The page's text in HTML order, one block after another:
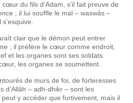
du fils d’Adam, s’il fait preuve de
; il lui souffle le mal – waswâs –
clair que le démon peut entrer
; il préfère le cœur comme endroit,
et les organes sont ses soldats.
les organes se soumettent.
de murs de foi, de forteresses
d’Allâh – adh-dhikr – sont les
y accéder que furtivement, mais il